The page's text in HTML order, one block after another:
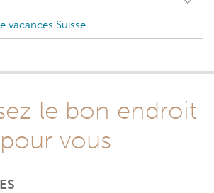
vacances Suisse
le bon endroit
pour vous